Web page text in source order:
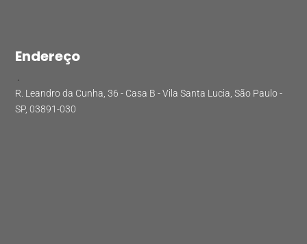
Endereço
.
R. Leandro da Cunha, 36 - Casa B - Vila Santa Lucia, São Paulo -
SP, 03891-030